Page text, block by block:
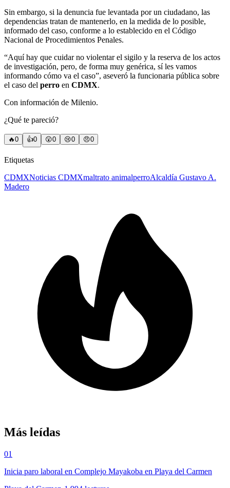
Sin embargo, si la denuncia fue levantada por un ciudadano, las
dependencias tratan de mantenerlo, en la medida de lo posible,
informado del caso, conforme a lo establecido en el Código
Nacional de Procedimientos Penales.
“Aquí hay que cuidar no violentar el sigilo y la reserva de los actos
de investigación, pero, de forma muy genérica, sí les vamos
informando cómo va el caso”, aseveró la funcionaria pública sobre
el caso del perro en CDMX.
Con información de Milenio.
¿Qué te pareció?
🔥0 👍0 😲0 😢0 😠0
Etiquetas
CDMXNoticias CDMXmaltrato animalperroAlcaldía Gustavo A.
Madero
Más leídas
01
Inicia paro laboral en Complejo Mayakoba en Playa del Carmen